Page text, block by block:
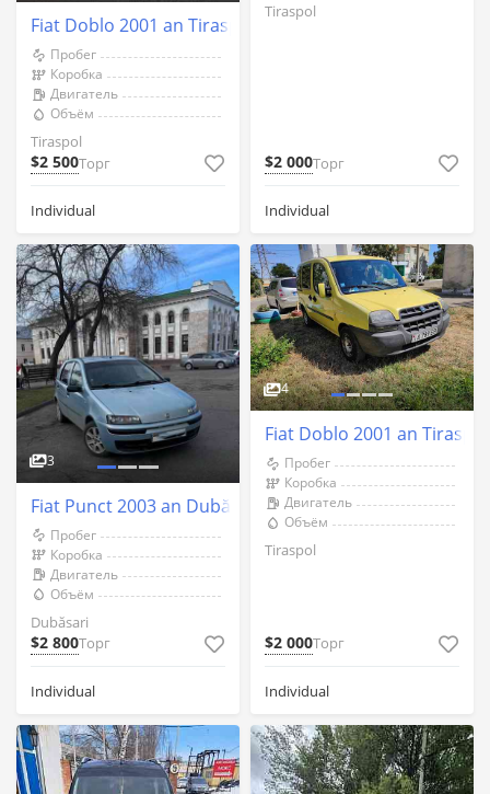
Fiat Doblo 2001 an Tiraspol
Пробег
Коробка
Двигатель
Объём
Tiraspol
$2 500Торг
Individual
Tiraspol
$2 000Торг
Individual
3
Fiat Punct 2003 an Dubăsari
Пробег
Коробка
Двигатель
Объём
Dubăsari
$2 800Торг
Individual
4
Fiat Doblo 2001 an Tiraspol
Пробег
Коробка
Двигатель
Объём
Tiraspol
$2 000Торг
Individual